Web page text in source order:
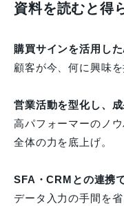
資料を読むと得
購買サインを活用し
顧客が今、何に興味
営業活動を型化し、
高パフォーマーのノ
全体の力を底上げ。
SFA・CRMとの連携
データ入力の手間を